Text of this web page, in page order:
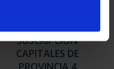
SUSCRIPCIÓN
CAPITALES DE